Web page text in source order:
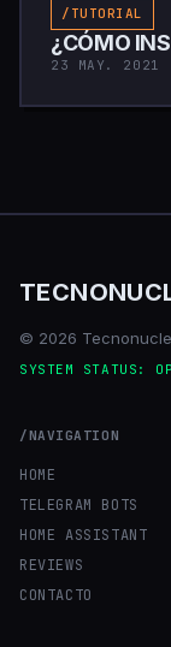
/TUTORIAL
¿CÓMO
23 MAY. 2021
© 2026
SYSTEM STATUS:
/NAVIGATION
HOME
TELEGRAM BOTS
HOME ASSISTANT
REVIEWS
CONTACTO